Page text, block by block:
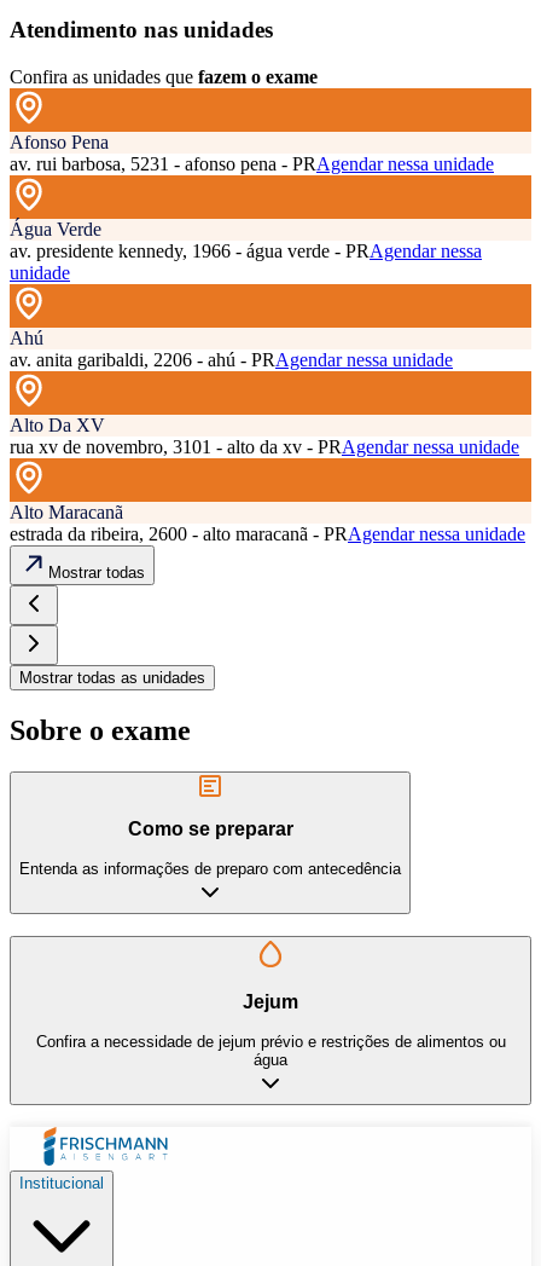
Atendimento nas unidades
Confira as unidades que fazem o exame
Afonso Pena
av. rui barbosa, 5231 - afonso pena - PRAgendar nessa unidade
Água Verde
av. presidente kennedy, 1966 - água verde - PRAgendar nessa
unidade
Ahú
av. anita garibaldi, 2206 - ahú - PRAgendar nessa unidade
Alto Da XV
rua xv de novembro, 3101 - alto da xv - PRAgendar nessa unidade
Alto Maracanã
estrada da ribeira, 2600 - alto maracanã - PRAgendar nessa unidade
Mostrar todas
Mostrar todas as unidades
Sobre o exame
Como se preparar
Entenda as informações de preparo com antecedência
Jejum
Confira a necessidade de jejum prévio e restrições de alimentos ou
água
Institucional